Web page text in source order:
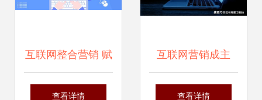
互联网整合营销 赋
能企业销售增长的
查看详情
互联网营销成主
流，诺帝玛厨卫精
查看详情